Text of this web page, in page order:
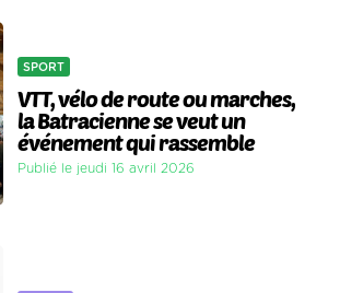
SPORT
VTT, vélo de route ou marches,
la Batracienne se veut un
événement qui rassemble
Publié le jeudi 16 avril 2026